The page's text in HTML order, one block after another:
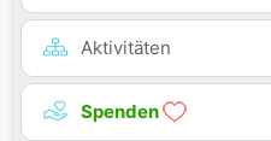
Aktivitäten
Spenden